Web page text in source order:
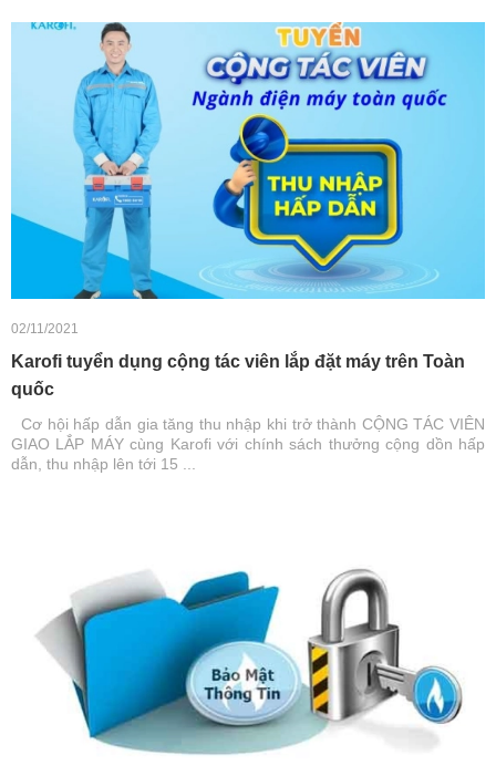
02/11/2021
Karofi tuyển dụng cộng tác viên lắp đặt máy trên Toàn
quốc
Cơ hội hấp dẫn gia tăng thu nhập khi trở thành CỘNG TÁC VIÊN
GIAO LẮP MÁY cùng Karofi với chính sách thưởng cộng dồn hấp
dẫn, thu nhập lên tới 15 ...